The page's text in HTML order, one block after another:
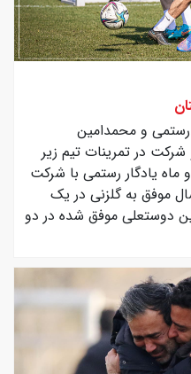
ساله یادگار رستمی و محمدامین
در تمرینات تیم زیر
ماه یادگار رستمی با شرکت
مسابقه رسمی رده زیر ۲۳ سال موفق به گلزنی در یک
دوستعلی موفق شده در دو